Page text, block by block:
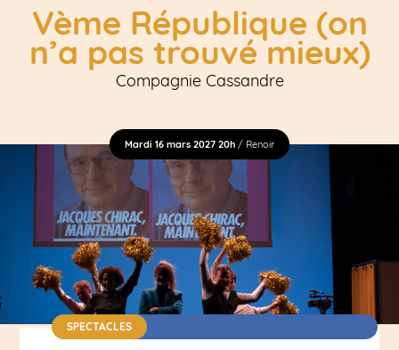
Vème République (on
n’a pas trouvé mieux)
Compagnie Cassandre
Mardi 16 mars 2027 20h / Renoir
SPECTACLES